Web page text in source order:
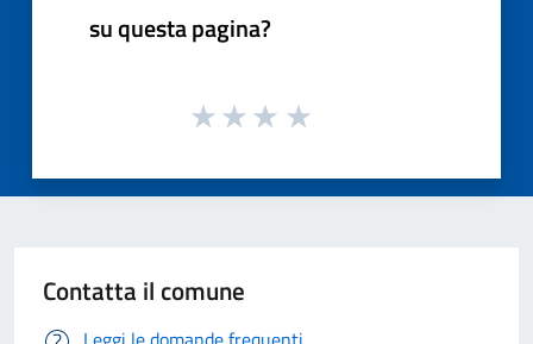
su questa pagina?
Contatta il comune